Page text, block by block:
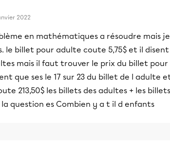
2022
en mathématiques a résoudre mais je
le billet pour adulte coute 5,75$ et il disent
mais il faut trouver le prix du billet pour
que ses le 17 sur 23 du billet de l adulte
213,50$ les billets des adultes + les billets
question es Combien y a t il d enfants